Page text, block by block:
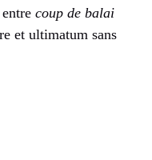
coup de balai
et ultimatum sans